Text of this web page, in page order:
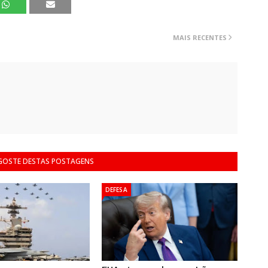
MAIS RECENTES
DESTAS POSTAGENS
DEFESA